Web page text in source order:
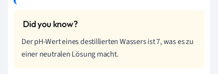
Der pH-Wert eines destillierten Wassers ist 7, was es zu
einer neutralen Lösung macht.